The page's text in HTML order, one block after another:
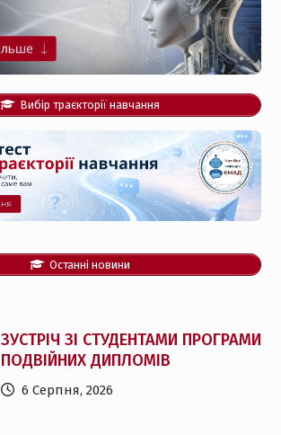
Вибір траєкторії навчання
Останні новини
ЗУСТРІЧ ЗІ СТУДЕНТАМИ ПРОГРАМИ
ПОДВІЙНИХ ДИПЛОМІВ
6 Серпня, 2026